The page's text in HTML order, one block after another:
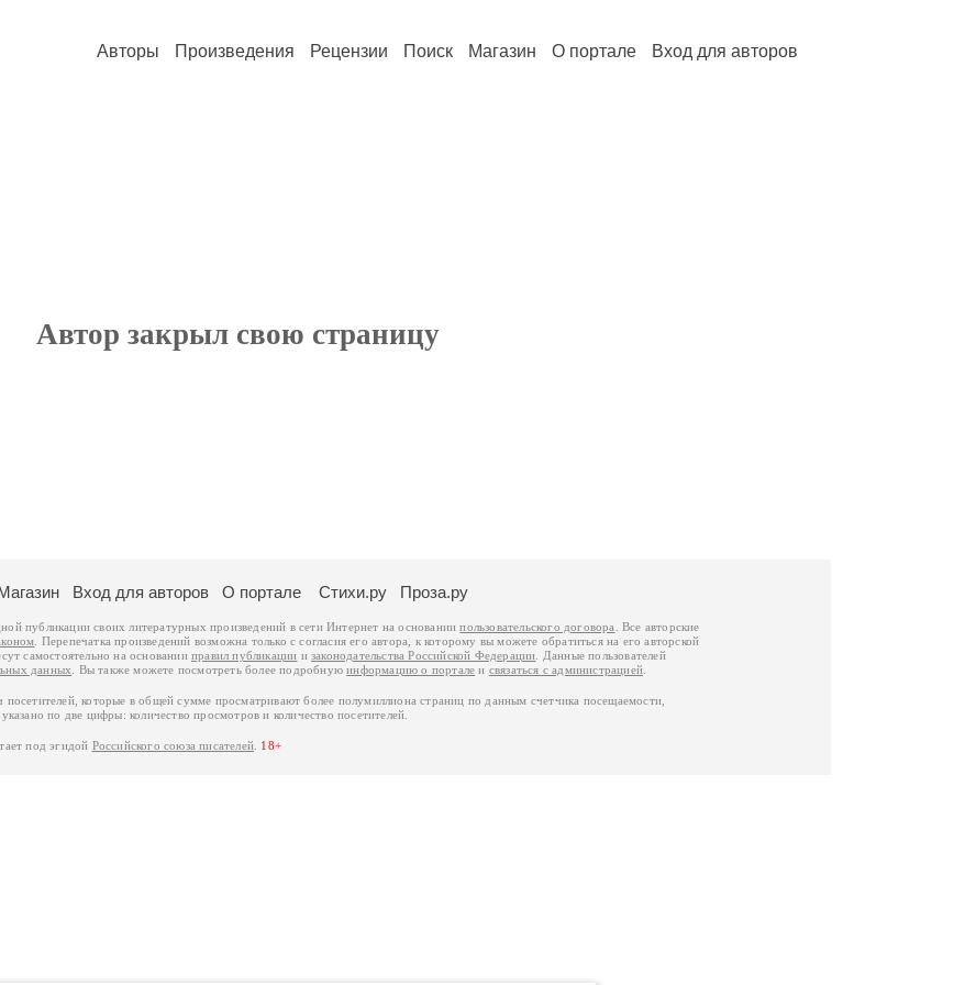
Авторы Произведения Рецензии Поиск Магазин О портале Вход для авторов
Автор закрыл свою страницу
Вход для авторов О портале Стихи.ру Проза.ру
публикации своих литературных произведений в сети Интернет на основаниипользовательского договора
. Все авторские
. Перепечатка произведений возможна только с согласия его автора, к которому вы можете обратиться на его авторской
самостоятельно на основанииправил публикации изаконодательства Российской Федерации . Данные пользователей
данных . Вы также можете посмотреть более подробнуюинформацию о портале и связаться с администрацией
которые в общей сумме просматривают более полумиллиона страниц по данным счетчика посещаемости,
по две цифры: количество просмотров и количество посетителей.
под эгидой Российского союза писателей 18+